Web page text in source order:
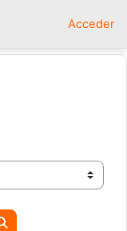
Acceder